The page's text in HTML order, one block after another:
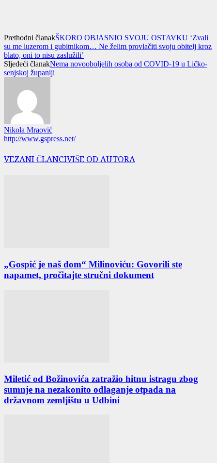
Prethodni članakŠKORO OBJASNIO SVOJU OSTAVKU ‘Zvali
su me luzerom i gubitnikom… Ne želim provlačiti svoju obitelj kroz
blato, oni to nisu zaslužili’
Sljedeći članakNema novooboljelih osoba od COVID-19 u Ličko-
senjskoj županiji
Nikola Mraović
http://www.gspress.net/
VEZANI ČLANCIVIŠE OD AUTORA
„Gospić je naš dom“ Milinoviću: Govorili ste
napamet, pročitajte stručni dokument
Miletić od Božinovića zatražio hitnu istragu zbog
sumnje na nezakonito odlaganje otpada na
državnom zemljištu u Udbini